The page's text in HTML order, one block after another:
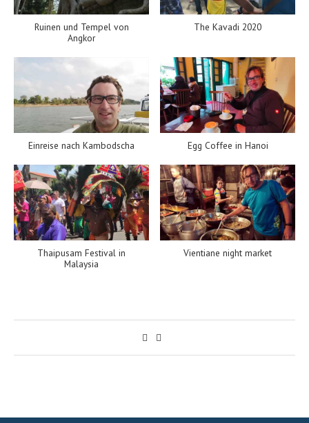
Ruinen und Tempel von
Angkor
The Kavadi 2020
Einreise nach Kambodscha Egg Coffee in Hanoi
Thaipusam Festival in
Malaysia
Vientiane night market